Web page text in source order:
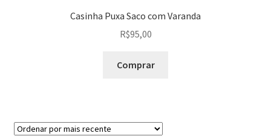
Casinha Puxa Saco com Varanda
R$95,00
Comprar